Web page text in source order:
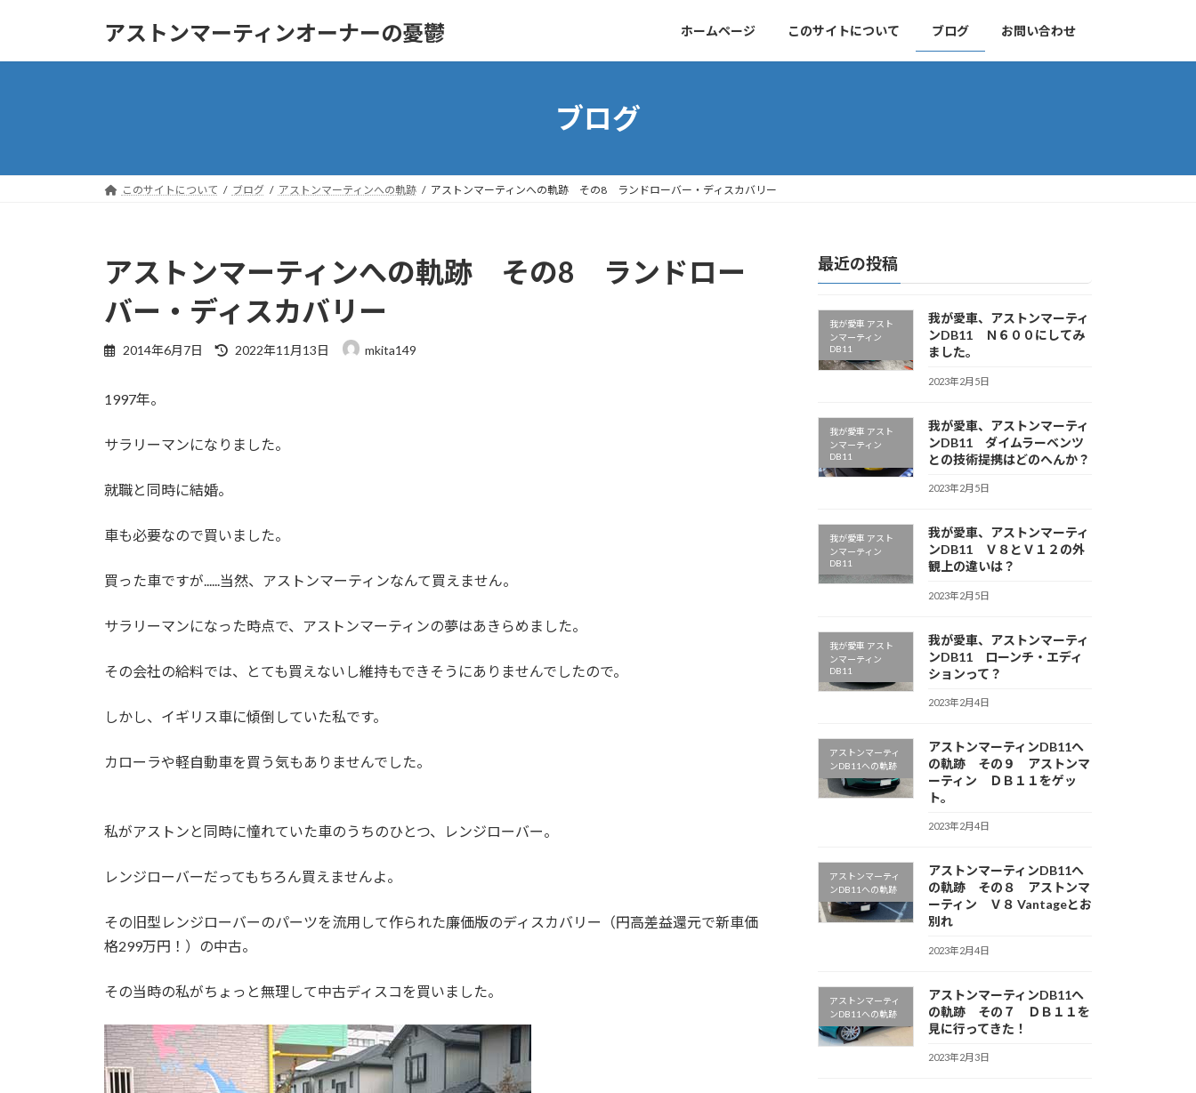
ッ
移
アストンマーティンオーナーの憂鬱 ホームページ このサイトについて ブログ お問い合わせ
ブログ
このサイトについて ブログ アストンマーティンへの軌跡 アストンマーティンへの軌跡 その8 ランドローバー・ディスカバリー
アストンマーティンへの軌跡 その8 ランドロー
バー・ディスカバリー
2014年6月7日
最
時
:
2022年11月13日 mkita149
1997年。
サラリーマンになりました。
就職と同時に結婚。
車も必要なので買いました。
買った車ですが......当然、アストンマーティンなんて買えません。
サラリーマンになった時点で、アストンマーティンの夢はあきらめました。
その会社の給料では、とても買えないし維持もできそうにありませんでしたので。
しかし、イギリス車に傾倒していた私です。
カローラや軽自動車を買う気もありませんでした。
私がアストンと同時に憧れていた車のうちのひとつ、レンジローバー。
レンジローバーだってもちろん買えませんよ。
その旧型レンジローバーのパーツを流用して作られた廉価版のディスカバリー（円高差益還元で新車価
格299万円！）の中古。
その当時の私がちょっと無理して中古ディスコを買いました。
最近の投稿
我が愛車 アスト
ンマーティン
DB11
我が愛車、アストンマーティ
ンDB11 Ｎ６００にしてみ
ました。
2023年2月5日
我が愛車 アスト
ンマーティン
DB11
我が愛車、アストンマーティ
ンDB11 ダイムラーベンツ
との技術提携はどのへんか？
2023年2月5日
我が愛車 アスト
ンマーティン
DB11
我が愛車、アストンマーティ
ンDB11 Ｖ８とＶ１２の外
観上の違いは？
2023年2月5日
我が愛車 アスト
ンマーティン
DB11
我が愛車、アストンマーティ
ンDB11 ローンチ・エディ
ションって？
2023年2月4日
アストンマーティ
ンDB11への軌跡
アストンマーティンDB11へ
の軌跡 その９ アストンマ
ーティン ＤＢ１１をゲッ
ト。
2023年2月4日
アストンマーティ
ンDB11への軌跡
アストンマーティンDB11へ
の軌跡 その８ アストンマ
ーティン Ｖ８ Vantageとお
別れ
2023年2月4日
アストンマーティ
ンDB11への軌跡
アストンマーティンDB11へ
の軌跡 その７ ＤＢ１１を
見に行ってきた！
2023年2月3日